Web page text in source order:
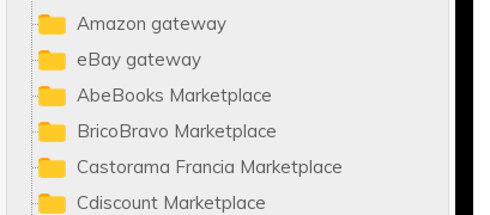
Amazon gateway
eBay gateway
AbeBooks Marketplace
BricoBravo Marketplace
Castorama Francia Marketplace
Cdiscount Marketplace